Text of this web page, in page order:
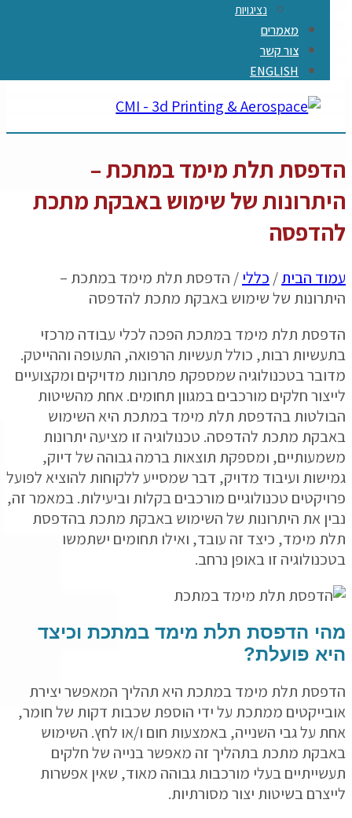
​​​נציגויות
מאמרים
צור קשר
ENGLISH
תלת מימד במתכת –
של שימוש באבקת מתכת
הבית/כללי/ הדפסת תלת מימד במתכת –
של שימוש באבקת מתכת להדפסה
תלת מימד במתכת הפכה לכלי עבודה מרכזי
רבות, כולל תעשיות הרפואה, התעופה וההייטק.
בטכנולוגיה שמספקת פתרונות מדויקים ומקצועיים
חלקים מורכבים במגוון תחומים. אחת מהשיטות
בהדפסת תלת מימד במתכת היא השימוש
מתכת להדפסה. טכנולוגיה זו מציעה יתרונות
ומספקת תוצאות ברמה גבוהה של דיוק,
ועיבוד מדויק, דבר שמסייע ללקוחות להוציא לפועל
טכנולוגיים מורכבים בקלות וביעילות. במאמר זה,
את היתרונות של השימוש באבקת מתכת בהדפסת
מימד, כיצד זה עובד, ואילו תחומים ישתמשו
זו באופן נרחב.
הדפסת תלת מימד במתכת וכיצד
פועלת?
תלת מימד במתכת היא תהליך המאפשר יצירת
ממתכת על ידי הוספת שכבות דקות של חומר,
על גבי השנייה, באמצעות חום ו/או לחץ. השימוש
מתכת בתהליך זה מאפשר בנייה של חלקים
בעלי מורכבות גבוהה מאוד, שאין אפשרות
בשיטות יצור מסורתיות.